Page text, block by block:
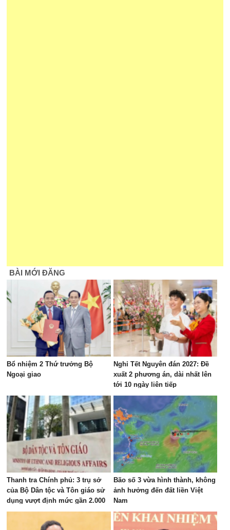
BÀI MỚI ĐĂNG
Bổ nhiệm 2 Thứ trưởng Bộ
Ngoại giao
Nghỉ Tết Nguyên đán 2027: Đề
xuất 2 phương án, dài nhất lên
tới 10 ngày liên tiếp
Thanh tra Chính phủ: 3 trụ sở
của Bộ Dân tộc và Tôn giáo sử
dụng vượt định mức gần 2.000
m²
Bão số 3 vừa hình thành, không
ảnh hưởng đến đất liền Việt
Nam